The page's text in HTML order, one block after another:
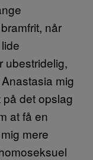
når
ubestridelig,
mig
det opslag
at få en
mere